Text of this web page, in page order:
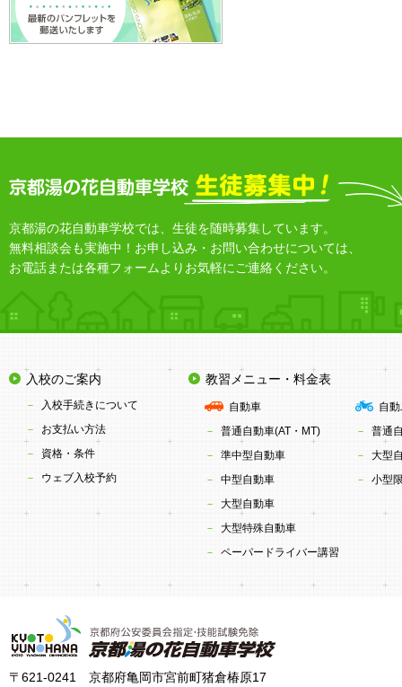
京都湯の花自動車学校では、生徒を随時募集しています。
無料相談会も実施中！お申し込み・お問い合わせについては、
お電話または各種フォームよりお気軽にご連絡ください。
入校のご案内
入校手続きについて
お支払い方法
資格・条件
ウェブ入校予約
教習メニュー・料金表
自動車
普通自動車(AT・MT)
準中型自動車
中型自動車
大型自動車
大型特殊自動車
ペーパードライバー講習
自
普通
大型
小型
〒621-0241 京都府亀岡市宮前町猪倉椿原17